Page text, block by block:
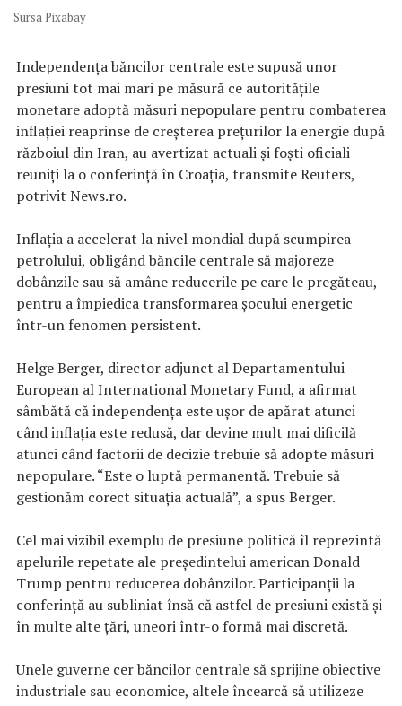
Sursa Pixabay
Independenţa băncilor centrale este supusă unor
presiuni tot mai mari pe măsură ce autorităţile
monetare adoptă măsuri nepopulare pentru combaterea
inflaţiei reaprinse de creşterea preţurilor la energie după
războiul din Iran, au avertizat actuali şi foşti oficiali
reuniţi la o conferinţă în Croaţia, transmite Reuters,
potrivit News.ro.
Inflaţia a accelerat la nivel mondial după scumpirea
petrolului, obligând băncile centrale să majoreze
dobânzile sau să amâne reducerile pe care le pregăteau,
pentru a împiedica transformarea şocului energetic
într-un fenomen persistent.
Helge Berger, director adjunct al Departamentului
European al International Monetary Fund, a afirmat
sâmbătă că independenţa este uşor de apărat atunci
când inflaţia este redusă, dar devine mult mai dificilă
atunci când factorii de decizie trebuie să adopte măsuri
nepopulare. “Este o luptă permanentă. Trebuie să
gestionăm corect situaţia actuală”, a spus Berger.
Cel mai vizibil exemplu de presiune politică îl reprezintă
apelurile repetate ale preşedintelui american Donald
Trump pentru reducerea dobânzilor. Participanţii la
conferinţă au subliniat însă că astfel de presiuni există şi
în multe alte ţări, uneori într-o formă mai discretă.
Unele guverne cer băncilor centrale să sprijine obiective
industriale sau economice, altele încearcă să utilizeze